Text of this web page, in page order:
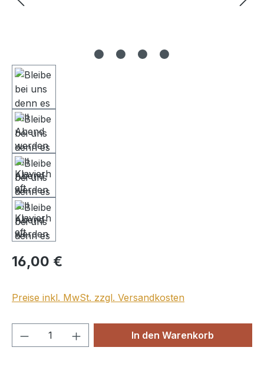
Regulärer Preis:
16,00 €
Preise inkl. MwSt. zzgl. Versandkosten
Produkt Anzahl: Gib denIn den Warenkorb